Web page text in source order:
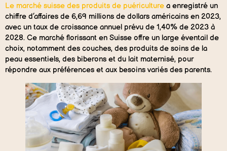
Le marché suisse des produits de puériculture a enregistré un
chiffre d’affaires de 6,69 millions de dollars américains en 2023,
avec un taux de croissance annuel prévu de 1,40% de 2023 à
2028. Ce marché florissant en Suisse offre un large éventail de
choix, notamment des couches, des produits de soins de la
peau essentiels, des biberons et du lait maternisé, pour
répondre aux préférences et aux besoins variés des parents.